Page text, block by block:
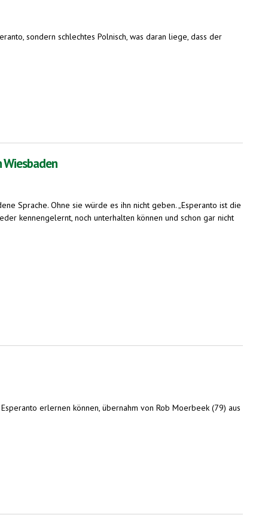
sondern schlechtes Polnisch, was daran liege, dass der
Sprache. Ohne sie würde es ihn nicht geben. „Esperanto ist die
kennengelernt, noch unterhalten können und schon gar nicht
erlernen können, übernahm von Rob Moerbeek (79) aus